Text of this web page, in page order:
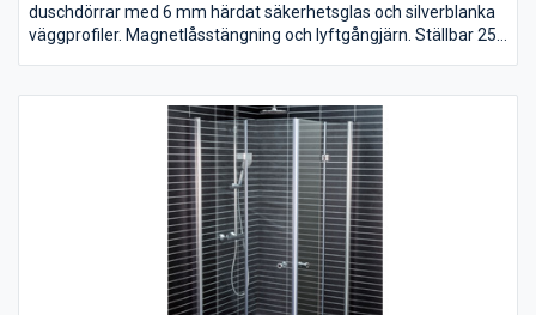
duschdörrar med 6 mm härdat säkerhetsglas och silverblanka
väggprofiler. Magnetlåsstängning och lyftgångjärn. Ställbar 25